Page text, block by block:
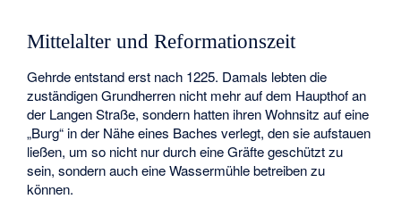
Mittelalter und Reformationszeit
Gehrde entstand erst nach 1225. Damals lebten die
zuständigen Grundherren nicht mehr auf dem Haupthof an
der Langen Straße, sondern hatten ihren Wohnsitz auf eine
„Burg“ in der Nähe eines Baches verlegt, den sie aufstauen
ließen, um so nicht nur durch eine Gräfte geschützt zu
sein, sondern auch eine Wassermühle betreiben zu
können.